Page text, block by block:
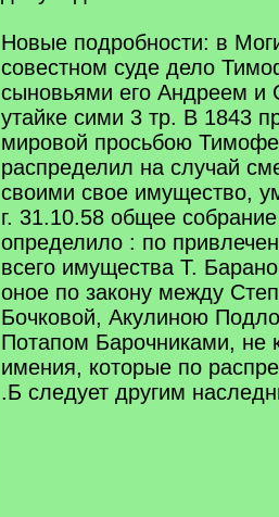
Новые подробности: в
совестном суде дело
сыновьями его Андреем и
утайке сими 3 тр. В 1843
мировой просьбою
распределил на случай
своими свое имущество,
г. 31.10.58 общее
определило : по
всего имущества Т.
оное по закону между
Бочковой, Акулиною
Потапом Барочниками, не
имения, которые по
.Б следует другим